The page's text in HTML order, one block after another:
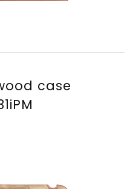
case